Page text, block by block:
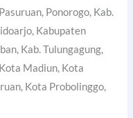
Ponorogo, Kab.
Kabupaten
Kab. Tulungagung,
Madiun, Kota
Kota Probolinggo,